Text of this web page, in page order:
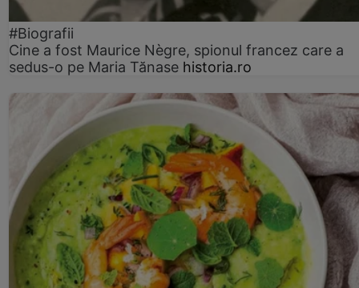
#Biografii
Cine a fost Maurice Nègre, spionul francez care a
sedus-o pe Maria Tănase historia.ro